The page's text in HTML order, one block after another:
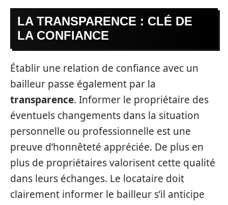
LA TRANSPARENCE : CLÉ DE
LA CONFIANCE
Établir une relation de confiance avec un
bailleur passe également par la
transparence. Informer le propriétaire des
éventuels changements dans la situation
personnelle ou professionnelle est une
preuve d’honnêteté appréciée. De plus en
plus de propriétaires valorisent cette qualité
dans leurs échanges. Le locataire doit
clairement informer le bailleur s’il anticipe